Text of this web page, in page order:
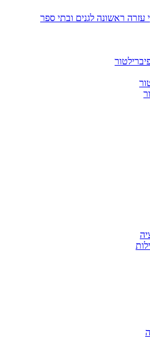
עזרה ראשונה לגנים ובתי ספר